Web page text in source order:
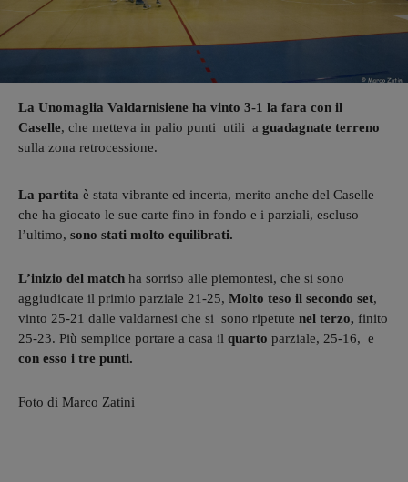
La Unomaglia Valdarnisiene ha vinto 3-1 la fara con il
Caselle, che metteva in palio punti utili a guadagnate terreno
sulla zona retrocessione.
La partita è stata vibrante ed incerta, merito anche del Caselle
che ha giocato le sue carte fino in fondo e i parziali, escluso
l’ultimo, sono stati molto equilibrati.
L’inizio del match ha sorriso alle piemontesi, che si sono
aggiudicate il primio parziale 21-25, Molto teso il secondo set,
vinto 25-21 dalle valdarnesi che si sono ripetute nel terzo, finito
25-23. Più semplice portare a casa il quarto parziale, 25-16, e
con esso i tre punti.
Foto di Marco Zatini